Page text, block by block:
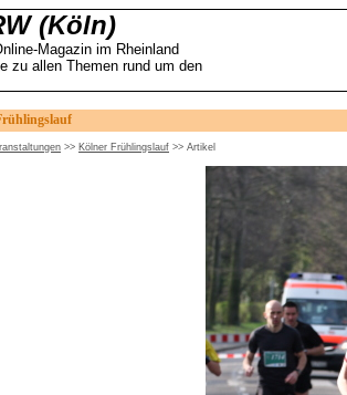
(Köln)
Magazin im Rheinland
zu allen Themen rund um den
>> Kölner Frühlingslauf >> Artikel